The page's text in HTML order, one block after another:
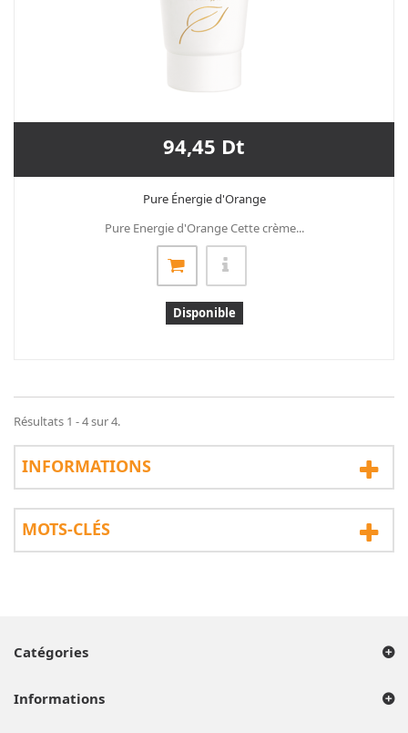
94,45 Dt
Pure Énergie d'Orange
Pure Energie d'Orange Cette crème...
Disponible
Résultats 1 - 4 sur 4.
INFORMATIONS
MOTS-CLÉS
Catégories
Informations